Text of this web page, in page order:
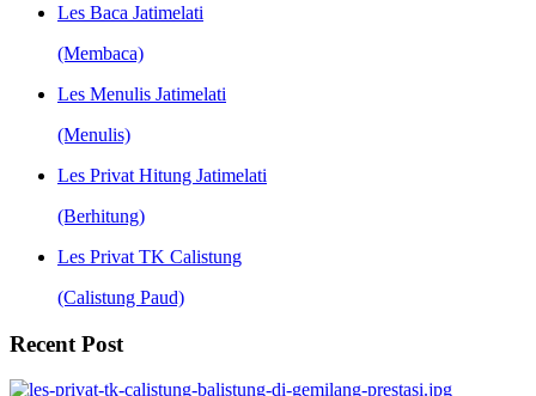
Les Baca Jatimelati
(Membaca)
Les Menulis Jatimelati
(Menulis)
Les Privat Hitung Jatimelati
(Berhitung)
Les Privat TK Calistung
(Calistung Paud)
Recent Post